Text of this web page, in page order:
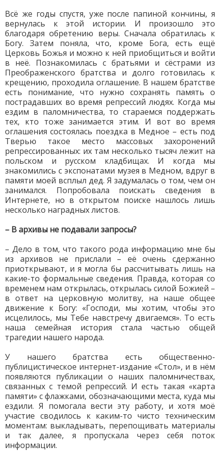
Всё же годы спустя, уже после папиной кончины, я
вернулась к этой истории. И произошло это
благодаря обретению веры. Сначала обратилась к
Богу. Затем поняла, что, кроме Бога, есть ещё
Церковь Божья и можно к ней приобщиться и войти
в неё. Познакомилась с братьями и сёстрами из
Преображенского братства и долго готовилась к
крещению, проходила оглашение. В нашем братстве
есть понимание, что нужно сохранять память о
пострадавших во время репрессий людях. Когда мы
ездим в паломничества, то стараемся поддержать
тех, кто тоже занимается этим. И вот во время
оглашения состоялась поездка в Медное – есть под
Тверью такое место массовых захоронений
репрессированных: их там несколько тысяч лежит на
польском и русском кладбищах. И когда мы
знакомились с экспонатами музея в Медном, вдруг в
памяти моей всплыл дед. Я задумалась о том, чем он
занимался. Попробовала поискать сведения в
Интернете, но в открытом поиске нашлось лишь
несколько наградных листов.
– В архивы не подавали запросы?
– Дело в том, что такого рода информацию мне бы
из архивов не прислали – её очень сдержанно
приоткрывают, и я могла бы рассчитывать лишь на
какие-то формальные сведения. Правда, которая со
временем нам открылась, открылась силой Божией –
в ответ на церковную молитву, на наше общее
движение к Богу: «Господи, мы хотим, чтобы это
исцелилось, мы Тебе навстречу двигаемся». То есть
наша семейная история стала частью общей
трагедии нашего народа.
У нашего братства есть общественно-
публицистическое интернет-издание «Стол», и в нём
появляются публикации о наших паломничествах,
связанных с темой репрессий. И есть такая «карта
памяти» с флажками, обозначающими места, куда мы
ездили. Я помогала вести эту работу, и хотя моё
участие сводилось к каким-то чисто техническим
моментам: выкладывать, перепощивать материалы
и так далее, я пропускала через себя поток
информации.